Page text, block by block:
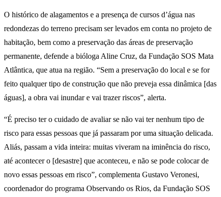
O histórico de alagamentos e a presença de cursos d’água nas
redondezas do terreno precisam ser levados em conta no projeto de
habitação, bem como a preservação das áreas de preservação
permanente, defende a bióloga Aline Cruz, da Fundação SOS Mata
Atlântica, que atua na região. “Sem a preservação do local e se for
feito qualquer tipo de construção que não preveja essa dinâmica [das
águas], a obra vai inundar e vai trazer riscos”, alerta.
“É preciso ter o cuidado de avaliar se não vai ter nenhum tipo de
risco para essas pessoas que já passaram por uma situação delicada.
Aliás, passam a vida inteira: muitas viveram na iminência do risco,
até acontecer o [desastre] que aconteceu, e não se pode colocar de
novo essas pessoas em risco”, complementa Gustavo Veronesi,
coordenador do programa Observando os Rios, da Fundação SOS